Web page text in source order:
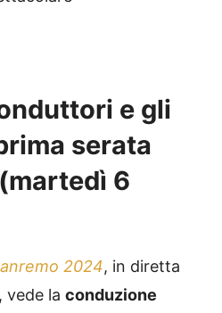
e gli
serata
6
2024, in diretta
, vede la conduzione